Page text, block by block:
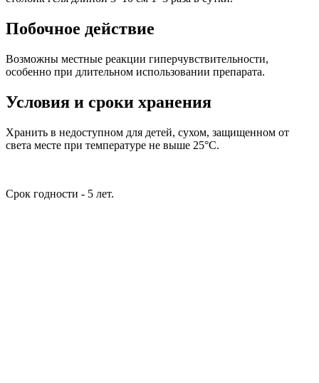
Побочное действие
Возможны местные реакции гиперчувствительности,
особенно при длительном использовании препарата.
Условия и сроки хранения
Хранить в недоступном для детей, сухом, защищенном от
света месте при температуре не выше 25°C.
Срок годности - 5 лет.